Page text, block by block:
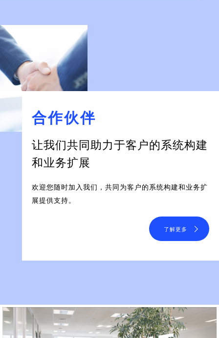
合作伙伴
让我们共同助力于客户的系统构建
和业务扩展
欢迎您随时加入我们，共同为客户的系统构建和业务扩
展提供支持。
了解更多